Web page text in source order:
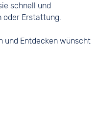
schnell und
oder Erstattung.
und Entdecken wünscht